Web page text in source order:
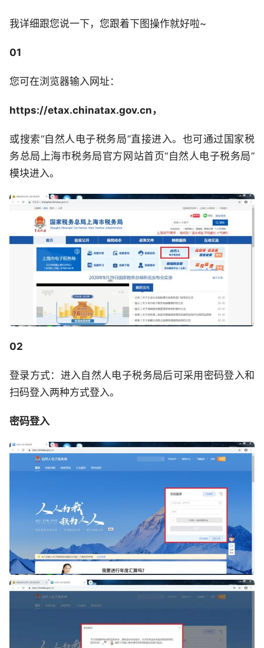
我详细跟您说一下，您跟着下图操作就好啦~
01
您可在浏览器输入网址：
https://etax.chinatax.gov.cn，
或搜索“自然人电子税务局”直接进入。也可通过国家税
务总局上海市税务局官方网站首页“自然人电子税务局”
模块进入。
02
登录方式：进入自然人电子税务局后可采用密码登入和
扫码登入两种方式登入。
密码登入